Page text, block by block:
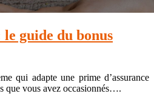
le guide du bonus
qui adapte une prime d’assurance
que vous avez occasionnés….